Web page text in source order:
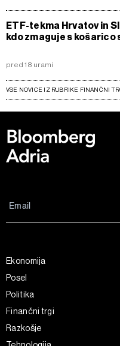
ETF-tekma Hrvatov in
kdo zmaguje s
pred 18 urami
VSE NOVICE IZ RUBRIKE FINANČNI
Ekonomija
Posel
Politika
Finančni trgi
Razkošje